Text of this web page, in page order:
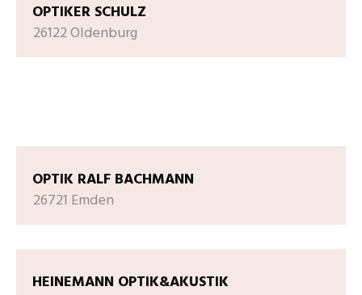
OPTIKER SCHULZ
26122 Oldenburg
OPTIK RALF BACHMANN
26721 Emden
HEINEMANN OPTIK&AKUSTIK